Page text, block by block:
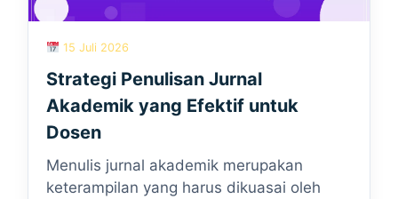
15 Juli 2026
Strategi Penulisan Jurnal
Akademik yang Efektif untuk
Dosen
Menulis jurnal akademik merupakan
keterampilan yang harus dikuasai oleh